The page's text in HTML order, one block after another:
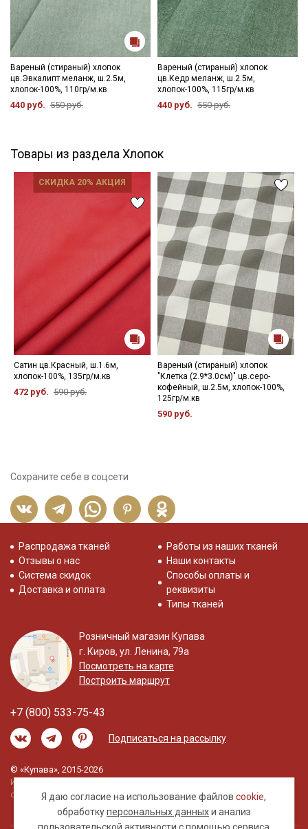
Вареный (стираный) хлопок
цв.Эвкалипт меланж, ш.2.5м,
хлопок-100%, 110гр/м.кв
440 руб. 550 руб.
Вареный (стираный) хлопок
цв.Кедр меланж, ш.2.5м,
хлопок-100%, 115гр/м.кв
440 руб. 550 руб.
Товары из раздела Хлопок
СКИДКА 20% АКЦИЯ
Сатин цв.Красный, ш.1.6м,
хлопок-100%, 135гр/м.кв
472 руб. 590 руб.
Вареный (стираный) хлопок
"Клетка (2.9*3.0см)" цв.серо-
кофейный, ш.2.5м, хлопок-100%,
125гр/м.кв
590 руб.
Сохраните себе в соцсети
Я даю согласие на использование файловcookie,
обработкуперсональных данныхи анализ
Распродажа тканей
Отзывы о нас
Система скидок
Доставка и оплата
Работы из наших тканей
Наши контакты
Способы оплаты и
реквизиты
Типы тканей
Розничный магазин Купава
г. Киров, ул. Ленина, 79а
Посмотреть на карте
Построить маршрут
+7 (800) 533-75-43
Подписаться на рассылку
© «Купава», 2015-2026
Информация на сайте не является публичной
офертой.